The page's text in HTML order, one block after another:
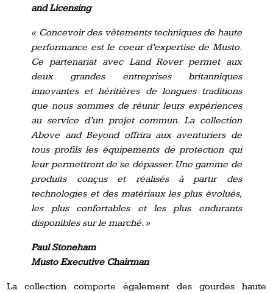
and Licensing
« Concevoir des vêtements techniques de haute
performance est le coeur d’expertise de Musto.
Ce partenariat avec Land Rover permet aux
deux grandes entreprises britanniques
innovantes et héritières de longues traditions
que nous sommes de réunir leurs expériences
au service d’un projet commun. La collection
Above and Beyond offrira aux aventuriers de
tous profils les équipements de protection qui
leur permettront de se dépasser. Une gamme de
produits conçus et réalisés à partir des
technologies et des matériaux les plus évolués,
les plus confortables et les plus endurants
disponibles sur le marché. »
Paul Stoneham
Musto Executive Chairman
La collection comporte également des gourdes haute